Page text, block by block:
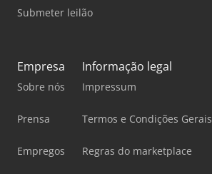
Submeter leilão
Empresa
Sobre nós
Prensa
Empregos
Informação legal
Impressum
Termos e Condições Gerais
Regras do marketplace